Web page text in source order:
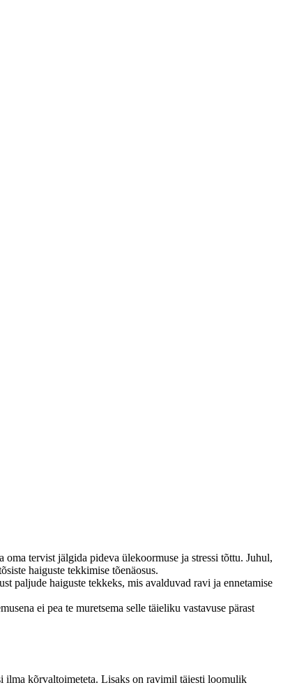
tervist jälgida pideva ülekoormuse ja stressi tõttu. Juhul,
haiguste tekkimise tõenäosus.
paljude haiguste tekkeks, mis avalduvad ravi ja ennetamise
ei pea te muretsema selle täieliku vastavuse pärast
ilma kõrvaltoimeteta. Lisaks on ravimil täiesti loomulik